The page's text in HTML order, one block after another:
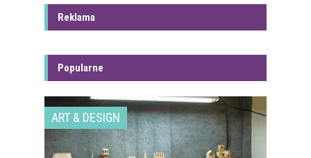
Reklama
Popularne
ART & DESIGN